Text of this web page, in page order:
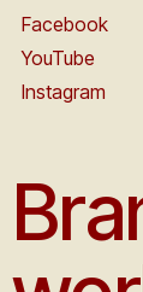
Facebook
YouTube
Instagram